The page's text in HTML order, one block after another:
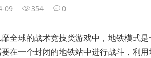
09 354 0
全球的战术竞技类游戏中，地铁模式
在一个封闭的地铁站中进行战斗，利